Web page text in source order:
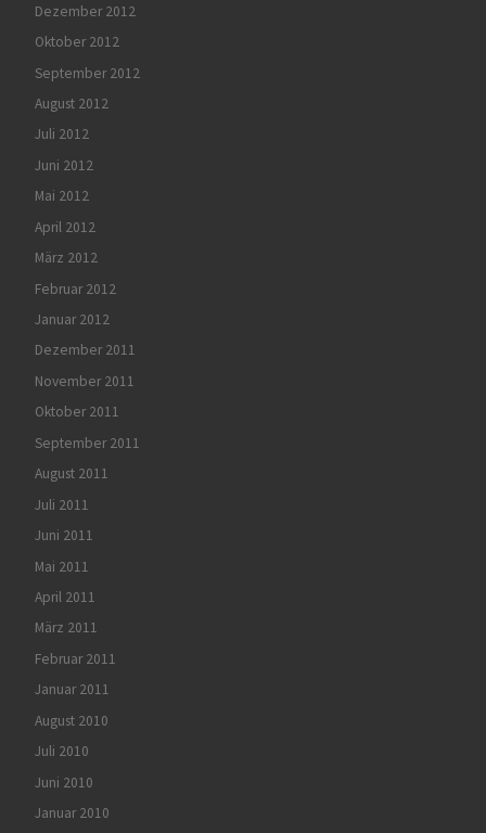
Dezember 2012
Oktober 2012
September 2012
August 2012
Juli 2012
Juni 2012
Mai 2012
April 2012
März 2012
Februar 2012
Januar 2012
Dezember 2011
November 2011
Oktober 2011
September 2011
August 2011
Juli 2011
Juni 2011
Mai 2011
April 2011
März 2011
Februar 2011
Januar 2011
August 2010
Juli 2010
Juni 2010
Januar 2010